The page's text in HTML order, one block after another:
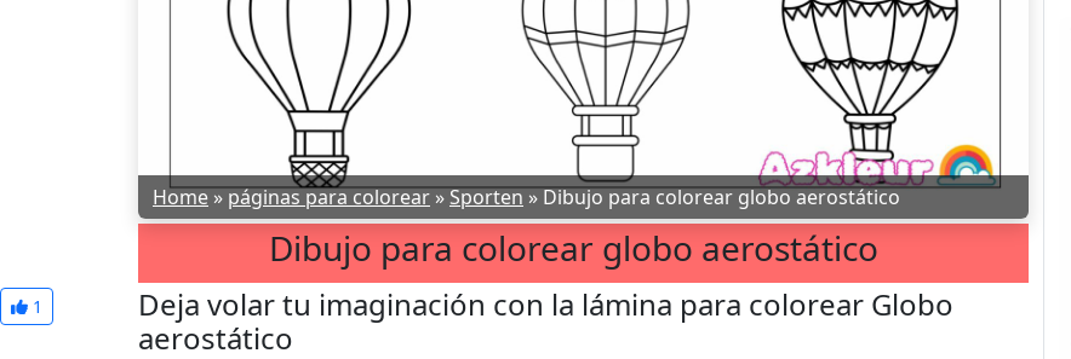
Home»páginas para colorear»Sporten»Dibujo para colorear globo aerostático
Dibujo para colorear globo aerostático
1
Deja volar tu imaginación con la lámina para colorear Globo
aerostático